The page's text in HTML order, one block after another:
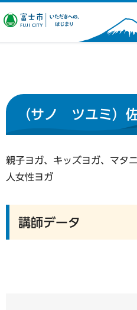
富士市 いただ
（サノ ツユミ）
親子ヨガ、キッズヨガ、マタ
人女性ヨガ
講師データ